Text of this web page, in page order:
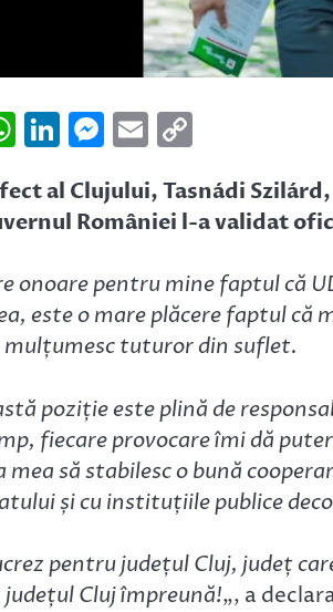
WhatsApp
LinkedIn
Messenger
Email
al Clujului, Tasnádi
României l-a validat
onoare pentru mine faptul că
este o mare plăcere faptul
mulțumesc tuturor din suflet.
poziție este plină de
fiecare provocare îmi dă
mea să stabilesc o bună
și cu instituțiile publice
pentru județul Cluj, județ
Cluj împreună!„, a